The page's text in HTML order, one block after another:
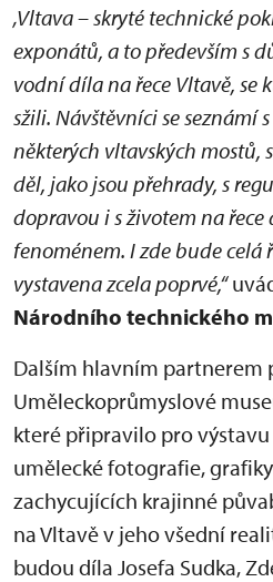
‚Vltava – skryté technické
exponátů, a to především s
vodní díla na řece Vltavě, se
sžili. Návštěvníci se seznámí
některých vltavských mostů,
děl, jako jsou přehrady, s
dopravou i s životem na
fenoménem. I zde bude celá
vystavena zcela poprvé,“
Národního technického
Dalším hlavním partnerem
Uměleckoprůmyslové
které připravilo pro
umělecké fotografie,
zachycujících krajinné
na Vltavě v jeho všední
budou díla Josefa Sudka,